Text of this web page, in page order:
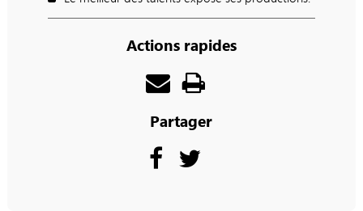
Actions rapides
Partager